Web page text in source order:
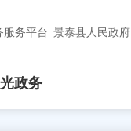
服务平台 景泰县人民政府
政务